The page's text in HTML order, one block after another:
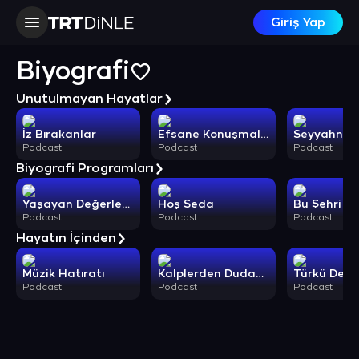
Giriş Yap
Biyografi
Unutulmayan Hayatlar
İz Bırakanlar
Podcast
Efsane Konuşmalar
Podcast Podcast
Biyografi Programları
Yaşayan Değerlerimiz
Podcast
Hoş Seda
Podcast Podcast
Hayatın İçinden
Müzik Hatıratı
Podcast
Kalplerden Dudaklara
Podcast Podcast